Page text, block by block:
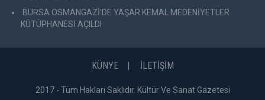
BURSA OSMANGAZİ'DE YAŞAR KEMAL MEDENİYETLER
KÜTÜPHANESİ AÇILDI
KÜNYE İLETİŞİM
2017 - Tüm Hakları Saklıdır. Kültür Ve Sanat Gazetesi